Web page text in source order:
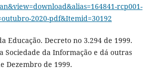
rcp001-
2020-pdf&Itemid=30192
Educação. Decreto no 3.294 de 1999.
Sociedade da Informação e dá outras
Dezembro de 1999.